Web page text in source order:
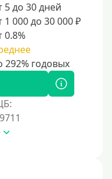
5 до 30 дней
1 000 до 30 000 ₽
0.8%